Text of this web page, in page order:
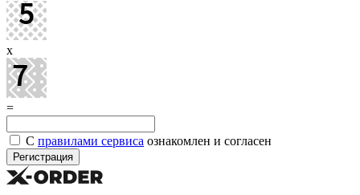
x
=
С правилами сервиса ознакомлен и согласен